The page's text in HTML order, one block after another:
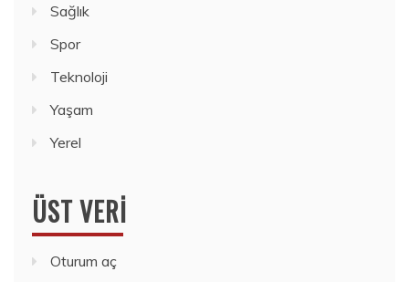
Sağlık
Spor
Teknoloji
Yaşam
Yerel
ÜST VERI
Oturum aç